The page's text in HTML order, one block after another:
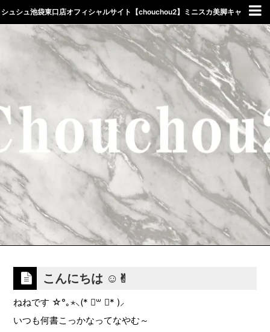
シュシュ池袋東口店オフィシャルサイト【chouchou2】ミニスカ美脚キャ
バクラしゅしゅ東
こんにちは ︎☺︎✌︎︎
ねねです ☆°｡⋆⸜(* ॑꒳ ॑* )⸝
いつも何書こっかなってなやむ～